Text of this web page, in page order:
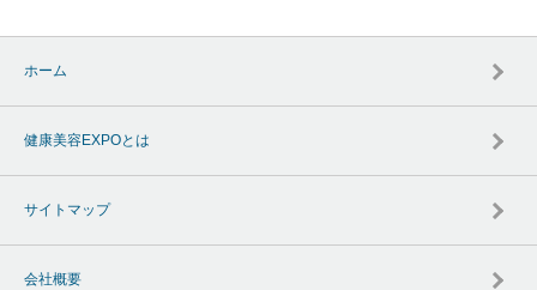
ホーム
健康美容EXPOとは
サイトマップ
会社概要